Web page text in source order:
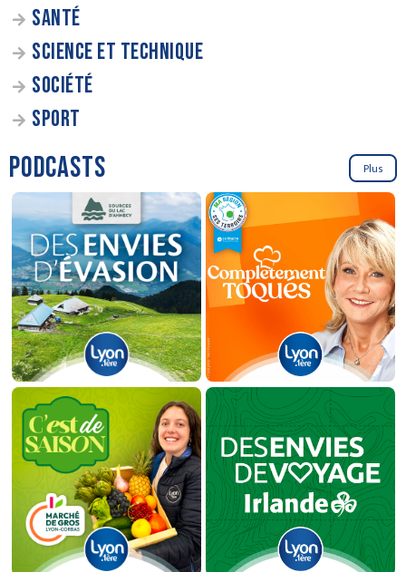
SANTÉ
SCIENCE ET TECHNIQUE
SOCIÉTÉ
SPORT
PODCASTS Plus